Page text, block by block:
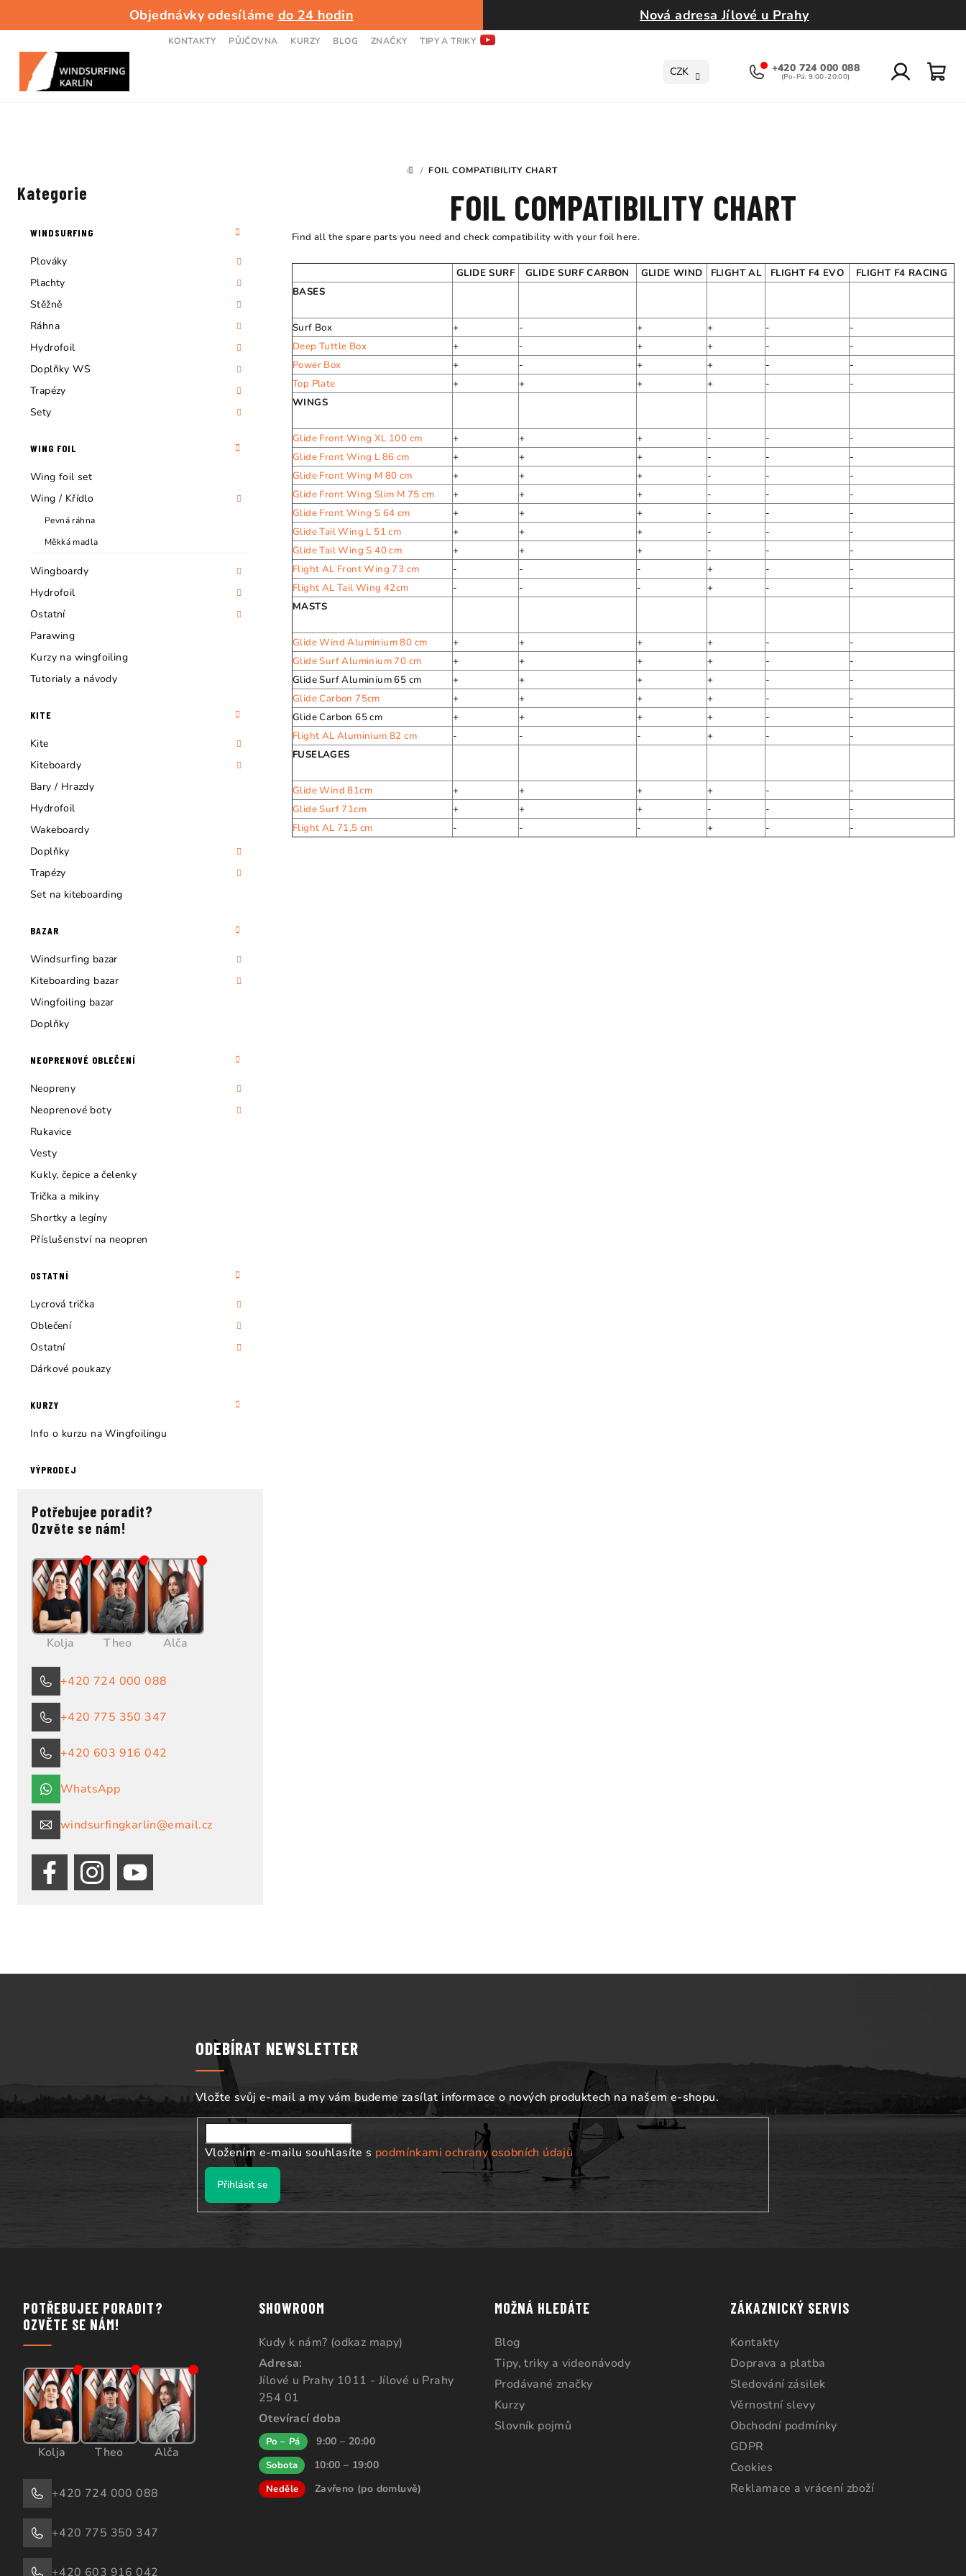
Objednávky odesíláme do 24 hodin Nová adresa Jílové u Prahy
KONTAKTY PŮJČOVNA KURZY BLOG ZNAČKY TIPY A TRIKY
CZK +420 724 000 088
DOMŮ
/ FOIL COMPATIBILITY CHART
Přeskočit
kategorie
Kategorie
WINDSURFING
Plováky
Plachty
Stěžně
Ráhna
Hydrofoil
Doplňky WS
Trapézy
Sety
WING FOIL
Wing foil set
Wing / Křídlo
Pevná ráhna
Měkká madla
Wingboardy
Hydrofoil
Ostatní
Parawing
Kurzy na wingfoiling
Tutorialy a návody
KITE
Kite
Kiteboardy
Bary / Hrazdy
Hydrofoil
Wakeboardy
Doplňky
Trapézy
Set na kiteboarding
BAZAR
Windsurfing bazar
Kiteboarding bazar
Wingfoiling bazar
Doplňky
NEOPRENOVÉ OBLEČENÍ
Neopreny
Neoprenové boty
Rukavice
Vesty
Kukly, čepice a čelenky
Trička a mikiny
Shortky a legíny
Příslušenství na neopren
OSTATNÍ
Lycrová trička
Oblečení
Ostatní
Dárkové poukazy
KURZY
Info o kurzu na Wingfoilingu
VÝPRODEJ
Potřebujee poradit?
Ozvěte se nám!
Kolja Theo Alča
+420 724 000 088
+420 775 350 347
+420 603 916 042
WhatsApp
windsurfingkarlin@email.cz
FOIL COMPATIBILITY CHART
Find all the spare parts you need and check compatibility with your foil here.
GLIDE SURF GLIDE SURF CARBON GLIDE WIND FLIGHT AL FLIGHT F4 EVO
FLIGHT F4 RACING
BASES
Surf Box + - + + -
-
Deep Tuttle Box
+ - + + -
-
Power Box
+ - + + -
-
Top Plate
+ + + + -
-
WINGS
Glide Front Wing XL 100 cm + + + - -
-
Glide Front Wing L 86 cm
+ + + - -
-
Glide Front Wing M 80 cm
+ + + - -
-
Glide Front Wing Slim M 75 cm
+ + + - -
-
Glide Front Wing S 64 cm
+ + + - -
-
Glide Tail Wing L 51 cm
+ + + - -
-
Glide Tail Wing S 40 cm
+ + + - -
-
Flight AL Front Wing 73 cm
- - - + -
-
Flight AL Tail Wing 42cm
- - - + -
-
MASTS
Glide Wind Aluminium 80 cm + + + + -
-
Glide Surf Aluminium 70 cm
+ + + + -
-
Glide Surf Aluminium 65 cm
+ + + + -
-
Glide Carbon 75cm
+ + + + -
-
Glide Carbon 65 cm
+ + + + -
-
Flight AL Aluminium 82 cm
- - - + -
-
FUSELAGES
Glide Wind 81cm + + + + -
-
Glide Surf 71cm
+ + + - -
-
Flight AL 71,5 cm
- - - + - -
t
í
ODEBÍRAT NEWSLETTER
Vložte svůj e-mail a my vám budeme zasílat informace o nových produktech na našem e-shopu.
Vložením e-mailu souhlasíte s podmínkami ochrany osobních údajů
Přihlásit se
POTŘEBUJEE PORADIT?
OZVĚTE SE NÁM!
Kolja Theo Alča
+420 724 000 088
+420 775 350 347
+420 603 916 042
SHOWROOM
Kudy k nám? (odkaz mapy)
Adresa:
Jílové u Prahy 1011 - Jílové u Prahy
254 01
Otevírací doba
Po – Pá 9:00 – 20:00
Sobota 10:00 – 19:00
Neděle Zavřeno (po domluvě)
MOŽNÁ HLEDÁTE
Blog
Tipy, triky a videonávody
Prodávané značky
Kurzy
Slovník pojmů
ZÁKAZNICKÝ SERVIS
Kontakty
Doprava a platba
Sledování zásilek
Věrnostní slevy
Obchodní podmínky
GDPR
Cookies
Reklamace a vrácení zboží